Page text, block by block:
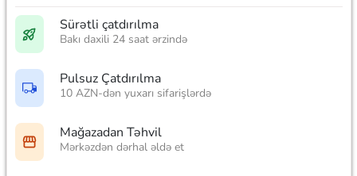
Sürətli çatdırılma
Bakı daxili 24 saat ərzində
Pulsuz Çatdırılma
10 AZN-dən yuxarı sifarişlərdə
Mağazadan Təhvil
Mərkəzdən dərhal əldə et